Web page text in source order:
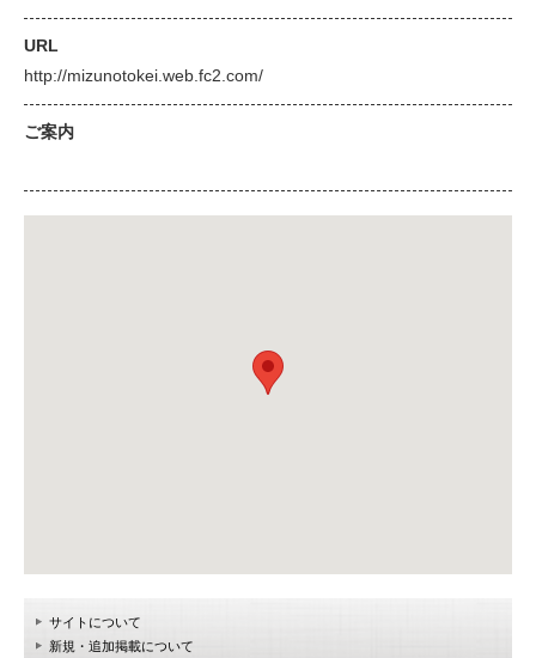
URL
http://mizunotokei.web.fc2.com/
ご案内
サイトについて
新規・追加掲載について